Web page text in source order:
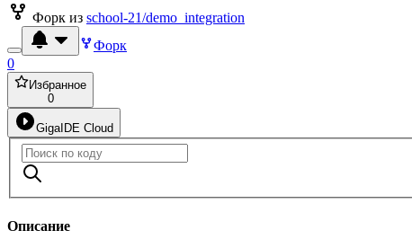
Форк из school-21/demo_integration
Форк
0
Избранное
0
GigaIDE Cloud
Описание